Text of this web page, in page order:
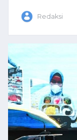
Redaksi